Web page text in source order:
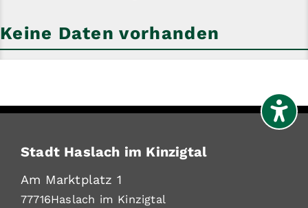
Keine Daten vorhanden
Stadt Haslach im Kinzigtal
Am Marktplatz 1
77716Haslach im Kinzigtal